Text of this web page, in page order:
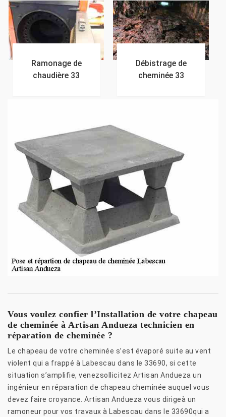
Ramonage de
chaudière 33
Débistrage de
cheminée 33
Vous voulez confier l’Installation de votre chapeau
de cheminée à Artisan Andueza technicien en
réparation de cheminée ?
Le chapeau de votre cheminée s’est évaporé suite au vent
violent qui a frappé à Labescau dans le 33690, si cette
situation s’amplifie, venezsollicitez Artisan Andueza un
ingénieur en réparation de chapeau cheminée auquel vous
devez faire croyance. Artisan Andueza vous dirigeà un
ramoneur pour vos travaux à Labescau dans le 33690qui a